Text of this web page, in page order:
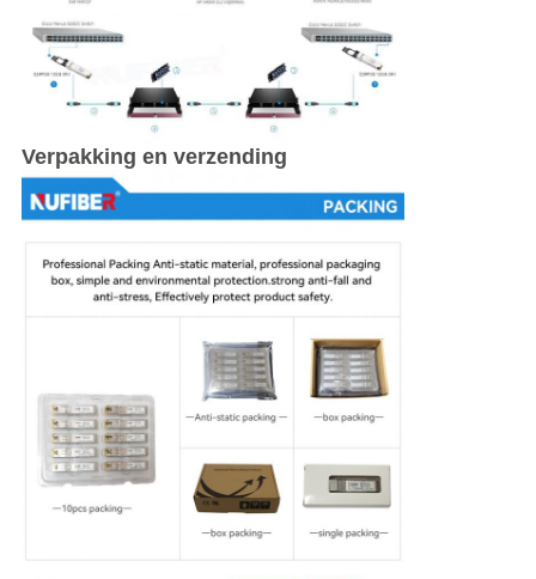
Verpakking en verzending